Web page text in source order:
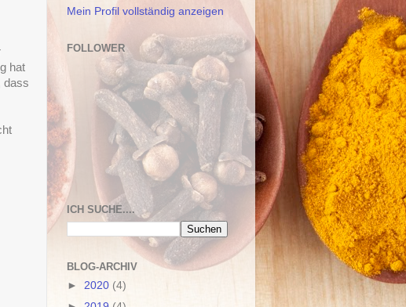
hat
dass
Mein Profil vollständig anzeigen
FOLLOWER
ICH SUCHE....
BLOG-ARCHIV
► 2020 (4)